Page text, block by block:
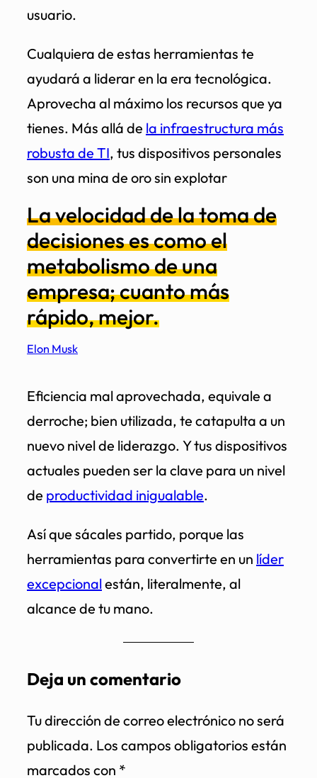
usuario.
Cualquiera de estas herramientas te
ayudará a liderar en la era tecnológica.
Aprovecha al máximo los recursos que ya
tienes. Más allá de la infraestructura más
robusta de TI, tus dispositivos personales
son una mina de oro sin explotar
La velocidad de la toma de
decisiones es como el
metabolismo de una
empresa; cuanto más
rápido, mejor.
Elon Musk
Eficiencia mal aprovechada, equivale a
derroche; bien utilizada, te catapulta a un
nuevo nivel de liderazgo. Y tus dispositivos
actuales pueden ser la clave para un nivel
de productividad inigualable.
Así que sácales partido, porque las
herramientas para convertirte en un líder
excepcionalestán, literalmente, al
alcance de tu mano.
Deja un comentario
Tu dirección de correo electrónico no será
publicada. Los campos obligatorios están
marcados con *